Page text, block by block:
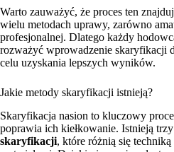
Warto zauważyć, że proces ten
wielu metodach uprawy, zarówno
profesjonalnej. Dlatego każdy
rozważyć wprowadzenie skaryfikacji
celu uzyskania lepszych wyników.
Jakie metody skaryfikacji istnieją?
Skaryfikacja nasion to kluczowy
poprawia ich kiełkowanie. Istnieją
skaryfikacji, które różnią się